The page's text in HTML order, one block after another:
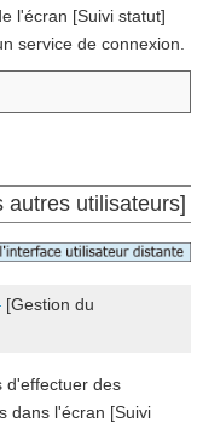
l'écran [Suivi statut]
service de connexion.
autres utilisateurs]
[Gestion du
d'effectuer des
dans l'écran [Suivi